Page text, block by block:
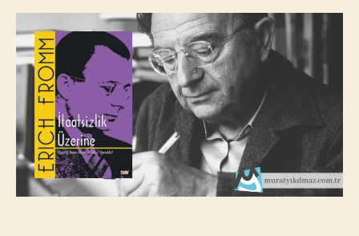
kı
l
m
a
z
Erich
Fromm
için